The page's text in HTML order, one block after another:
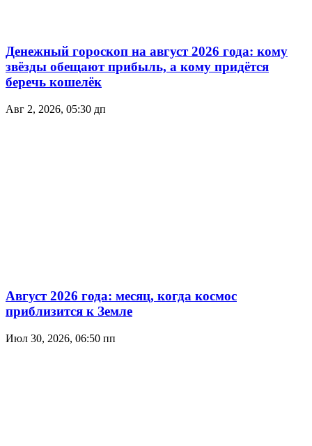
Денежный гороскоп на август 2026 года: кому
звёзды обещают прибыль, а кому придётся
беречь кошелёк
Авг 2, 2026, 05:30 дп
Август 2026 года: месяц, когда космос
приблизится к Земле
Июл 30, 2026, 06:50 пп